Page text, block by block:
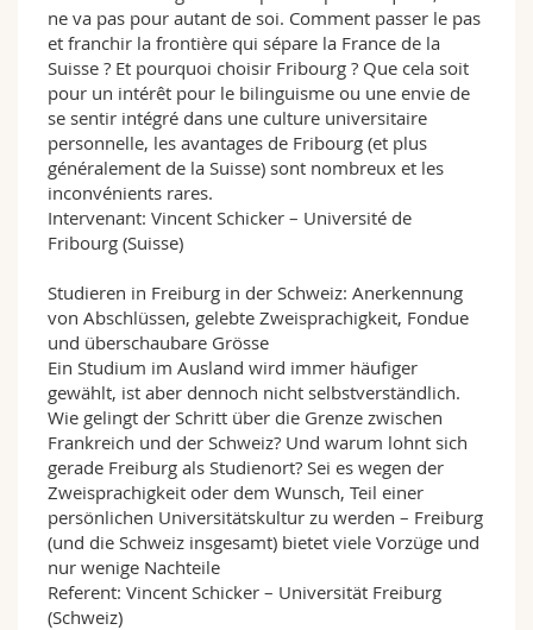
ne va pas pour autant de soi. Comment passer le pas
et franchir la frontière qui sépare la France de la
Suisse ? Et pourquoi choisir Fribourg ? Que cela soit
pour un intérêt pour le bilinguisme ou une envie de
se sentir intégré dans une culture universitaire
personnelle, les avantages de Fribourg (et plus
généralement de la Suisse) sont nombreux et les
inconvénients rares.
Intervenant: Vincent Schicker – Université de
Fribourg (Suisse)
Studieren in Freiburg in der Schweiz: Anerkennung
von Abschlüssen, gelebte Zweisprachigkeit, Fondue
und überschaubare Grösse
Ein Studium im Ausland wird immer häufiger
gewählt, ist aber dennoch nicht selbstverständlich.
Wie gelingt der Schritt über die Grenze zwischen
Frankreich und der Schweiz? Und warum lohnt sich
gerade Freiburg als Studienort? Sei es wegen der
Zweisprachigkeit oder dem Wunsch, Teil einer
persönlichen Universitätskultur zu werden – Freiburg
(und die Schweiz insgesamt) bietet viele Vorzüge und
nur wenige Nachteile
Referent: Vincent Schicker – Universität Freiburg
(Schweiz)